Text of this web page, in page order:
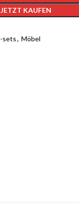
JETZT KAUFEN
sets, Möbel